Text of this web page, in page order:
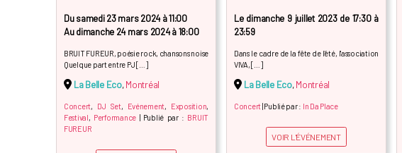
Du samedi 23 mars 2024 à 11:00
Au dimanche 24 mars 2024 à 18:00
BRUIT FUREUR, poésie rock, chansons noise
Quelque part entre PJ […]
La Belle Eco,Montréal
Concert, DJ Set, Evénement, Exposition,
Festival, Performance | Publié par : BRUIT
FUREUR
Le dimanche 9 juillet 2023 de 17:30 à
23:59
Dans le cadre de la fête de l'été, l'association
VIVA, […]
La Belle Eco,Montréal
Concert| Publié par : In Da Place
VOIR L'ÉVÉNEMENT